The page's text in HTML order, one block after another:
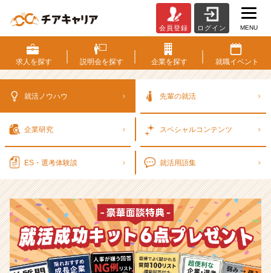
考
対
策・
ウ
ベ
ン
チ
ャ
ー・
成
会員登録 ログイン MENU
求人を探す 説明会を探す 企業を探す 就職イベント
就活ノウハウ 先輩の就活
企業研究 スペシャルコンテンツ
ES・選考体験談 就活用語集